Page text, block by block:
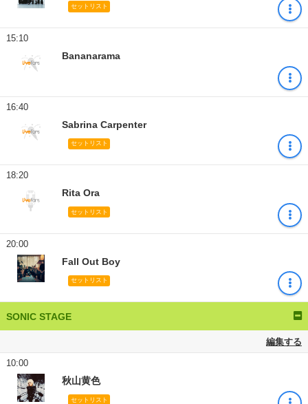
セットリスト
15:10
Bananarama
16:40
Sabrina Carpenter
セットリスト
18:20
Rita Ora
セットリスト
20:00
Fall Out Boy
セットリスト
SONIC STAGE
編集する
10:00
秋山黄色
セットリスト